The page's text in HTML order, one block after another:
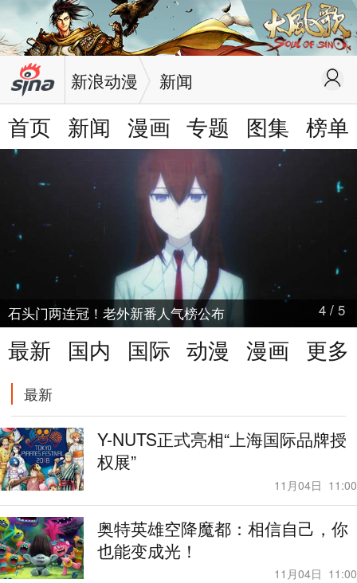
新浪动漫 新闻
首页 新闻 漫画 专题 图集 榜单
石头门两连冠！老外新番人气榜公布 4 / 5
最新 国内 国际 动漫 漫画
泛娱乐
更多
最新
Y-NUTS正式亮相“上海国际品牌授
权展”
11月04日 11:00
奥特英雄空降魔都：相信自己，你
也能变成光！
11月04日 11:00